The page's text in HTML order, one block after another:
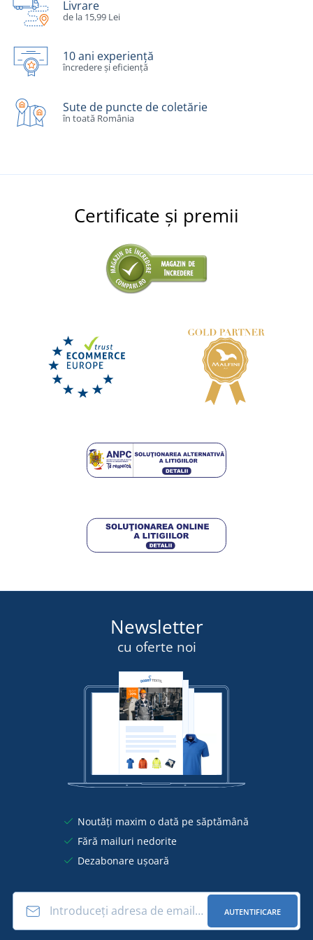
Livrare
de la 15,99 Lei
10 ani experiență
încredere și eficiență
Sute de puncte de coletărie
în toată România
Certificate și premii
Newsletter
cu oferte noi
Noutăți maxim o dată pe săptămână
Fără mailuri nedorite
Dezabonare ușoară
AUTENTIFICARE